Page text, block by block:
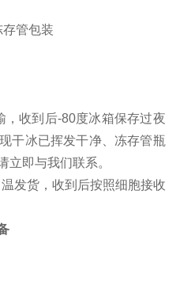
管包装
，收到后-80度冰箱保存过夜
干冰已挥发干净、冻存管瓶
立即与我们联系。
发货，收到后按照细胞接收